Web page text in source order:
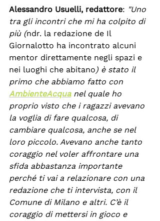
Alessandro Usuelli, redattore: "Uno
tra gli incontri che mi ha colpito di
più (ndr. la redazione de Il
Giornalotto ha incontrato alcuni
mentor direttamente negli spazi e
nei luoghi che abitano) è stato il
primo che abbiamo fatto con
AmbienteAcqua nel quale ho
proprio visto che i ragazzi avevano
la voglia di fare qualcosa, di
cambiare qualcosa, anche se nel
loro piccolo. Avevano anche tanto
coraggio nel voler affrontare una
sfida abbastanza importante
perché ti vai a relazionare con una
redazione che ti intervista, con il
Comune di Milano e altri. C’è il
coraggio di mettersi in gioco e